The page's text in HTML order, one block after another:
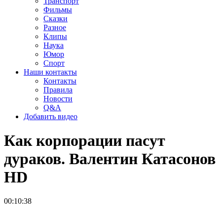
Фильмы
Сказки
Разное
Клипы
Наука
Юмор
Спорт
Наши контакты
Контакты
Правила
Новости
Q&A
Добавить видео
Как корпорации пасут
дураков. Валентин Катасонов
HD
00:10:38